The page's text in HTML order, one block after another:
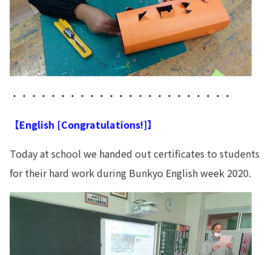
・・・・・・・・・・・・・・・・・・・・・・・
【English [Congratulations!]】
Today at school we handed out certificates to students
for their hard work during Bunkyo English week 2020.